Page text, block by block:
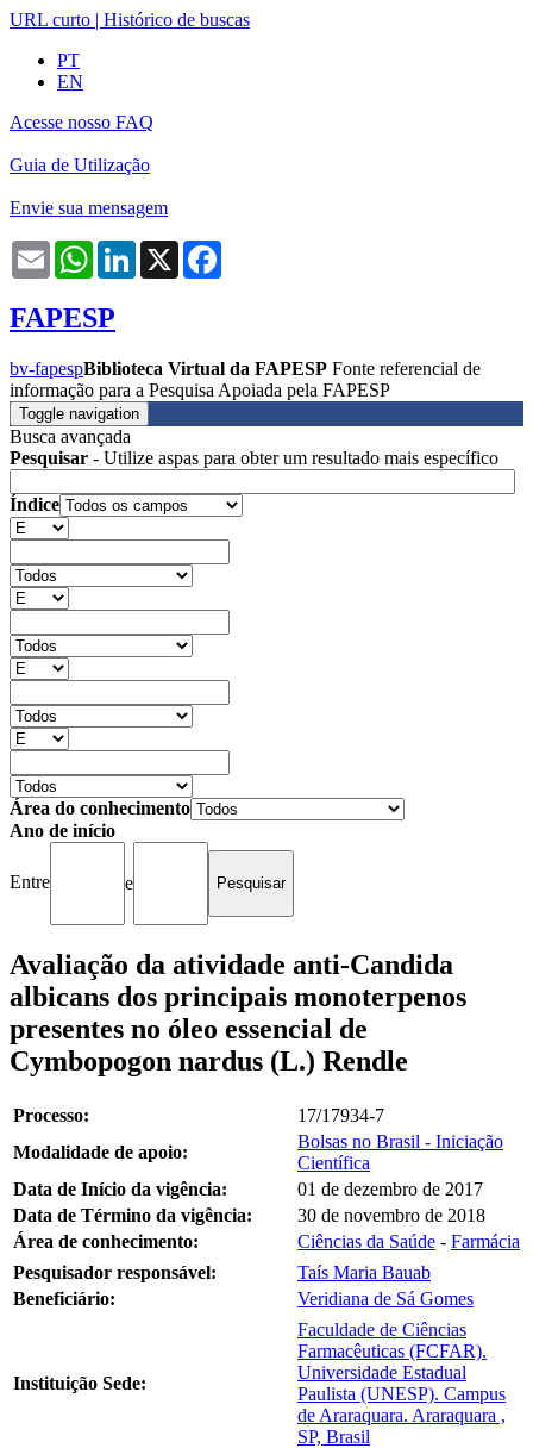
URL curto | Histórico de buscas
PT
EN
Acesse nosso FAQ
Guia de Utilização
Envie sua mensagem
Email WhatsAppLinkedIn
X
FAPESP
bv-fapespBiblioteca Virtual da FAPESP Fonte referencial de
informação para a Pesquisa Apoiada pela FAPESP
Toggle navigation
Busca avançada
Pesquisar - Utilize aspas para obter um resultado mais específico
Índice
Área do conhecimento
Ano de início
Entre e
Avaliação da atividade anti-Candida
albicans dos principais monoterpenos
presentes no óleo essencial de
Cymbopogon nardus (L.) Rendle
Processo:
17/17934-7
Modalidade de apoio:
Bolsas no Brasil - Iniciação
Científica
Data de Início da vigência:
01 de dezembro de 2017
Data de Término da vigência:
30 de novembro de 2018
Área de conhecimento:
Ciências da Saúde - Farmácia
Pesquisador responsável:
Taís Maria Bauab
Beneficiário:
Veridiana de Sá Gomes
Instituição Sede:
Faculdade de Ciências
Farmacêuticas (FCFAR).
Universidade Estadual
Paulista (UNESP). Campus
de Araraquara. Araraquara ,
SP, Brasil